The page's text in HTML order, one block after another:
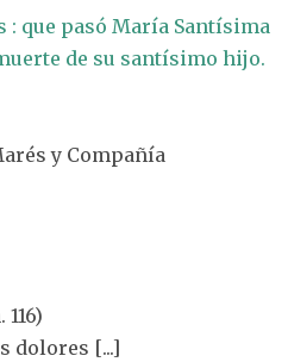
: que pasó María Santísima
de su santísimo hijo.
y Compañía
116)
dolores [...]